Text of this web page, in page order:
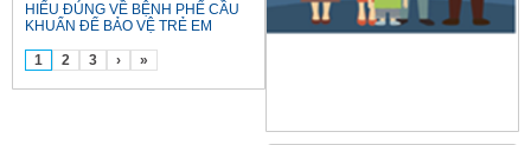
HIỂU ĐÚNG VỀ BỆNH PHẾ CẦU
KHUẨN ĐỂ BẢO VỆ TRẺ EM
1 2 3 › »